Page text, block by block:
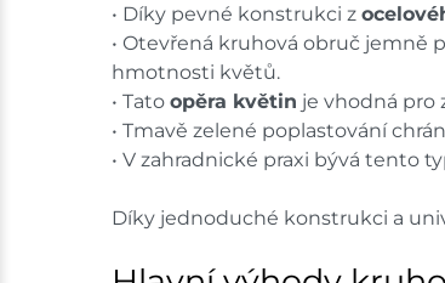
• Díky pevné konstrukci z
• Otevřená kruhová obruč jemně
hmotnosti květů.
• Tato opěra květin je vhodná pro
• Tmavě zelené poplastování
• V zahradnické praxi bývá tento
Díky jednoduché konstrukci a